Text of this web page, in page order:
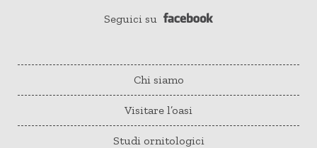
Seguici su
Chi siamo
Visitare l’oasi
Studi ornitologici